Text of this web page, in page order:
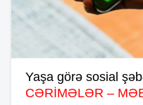
Yaşa görə sosial
CƏRİMƏLƏR –